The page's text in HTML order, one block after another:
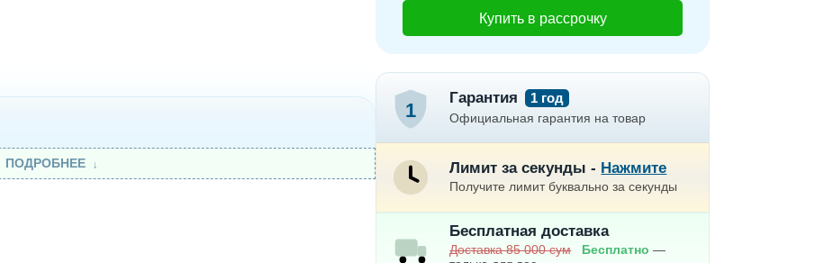
ПОДРОБНЕЕ
Купить в рассрочку
1
Гарантия 1 год
Официальная гарантия на товар
Лимит за секунды - Нажмите
Получите лимит буквально за секунды
Бесплатная доставка
Доставка 85 000 сум Бесплатно —